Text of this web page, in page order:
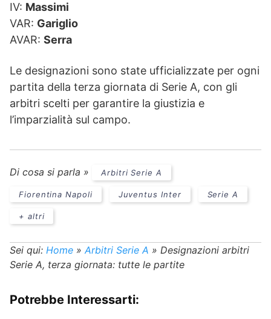
IV: Massimi
VAR: Gariglio
AVAR: Serra
Le designazioni sono state ufficializzate per ogni
partita della terza giornata di Serie A, con gli
arbitri scelti per garantire la giustizia e
l’imparzialità sul campo.
Di cosa si parla » Arbitri Serie A
Fiorentina Napoli Juventus Inter Serie A
+ altri
Sei qui: Home » Arbitri Serie A » Designazioni arbitri
Serie A, terza giornata: tutte le partite
Potrebbe Interessarti: